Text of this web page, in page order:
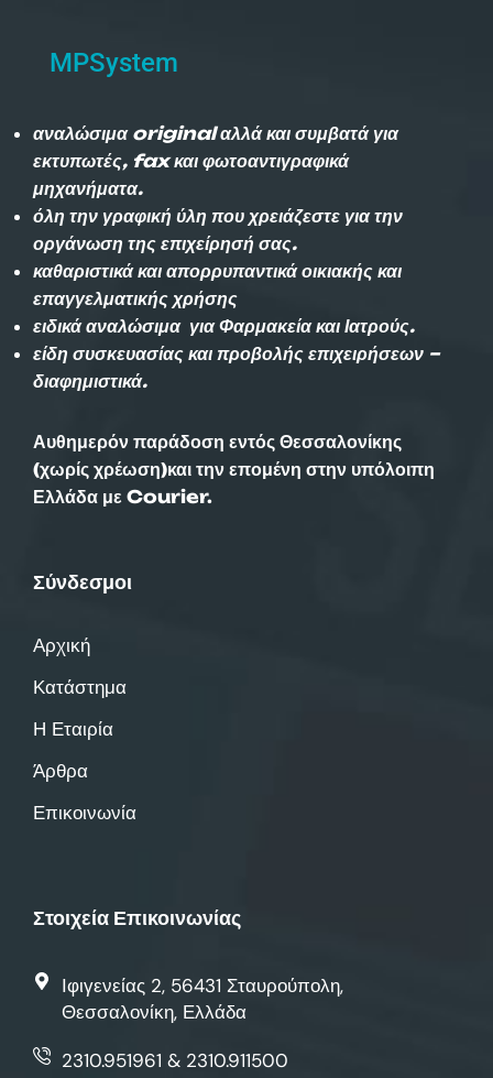
MPSystem
αναλώσιμα original αλλά και συμβατά για
εκτυπωτές, fax και φωτοαντιγραφικά
μηχανήματα.
όλη την γραφική ύλη που χρειάζεστε για την
οργάνωση της επιχείρησή σας.
καθαριστικά και απορρυπαντικά οικιακής και
επαγγελματικής χρήσης
ειδικά αναλώσιμα για Φαρμακεία και Ιατρούς.
είδη συσκευασίας και προβολής επιχειρήσεων –
διαφημιστικά.
Αυθημερόν παράδοση εντός Θεσσαλονίκης
(χωρίς χρέωση)και την επομένη στην υπόλοιπη
Ελλάδα με Courier.
Σύνδεσμοι
Αρχική
Κατάστημα
Η Εταιρία
Άρθρα
Επικοινωνία
Στοιχεία Επικοινωνίας
Ιφιγενείας 2, 56431 Σταυρούπολη,
Θεσσαλονίκη, Ελλάδα
2310.951961 & 2310.911500